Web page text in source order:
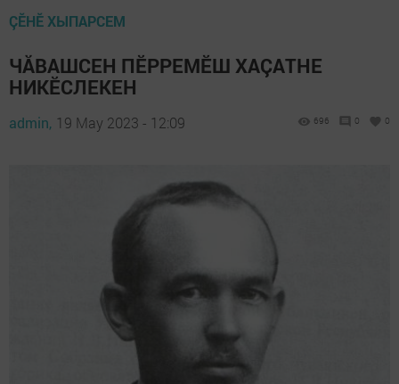
ÇӖНӖ ХЫПАРСЕМ
ЧĂВАШСЕН ПӖРРЕМӖШ ХАÇАТНЕ
НИКӖСЛЕКЕН
admin, 19 May 2023 - 12:09 696 0 0